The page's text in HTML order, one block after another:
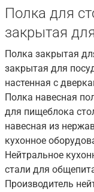
Полка для
закрытая
Полка закрытая
закрытая для
настенная с
Полка навесная
для пищеблока
навесная из
кухонное
Нейтральное
стали для
Производитель